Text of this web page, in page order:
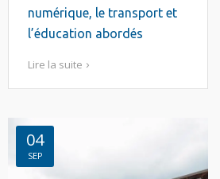
numérique, le transport et
l’éducation abordés
Lire la suite
04
SEP